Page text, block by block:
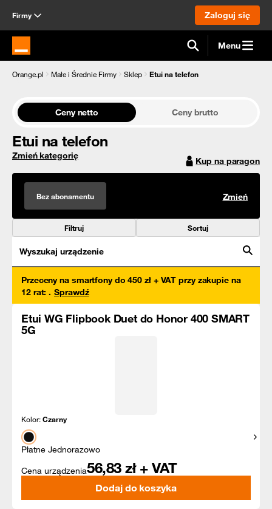
Firmy Zaloguj się
Strona główna Orange.pl Menu
Orange.pl Małe i Średnie Firmy Sklep Etui na telefon
Ceny netto Ceny brutto
Etui na telefon
Zmień kategorię Kup na paragon
Bez abonamentu Zmień
Filtruj Sortuj
Wyszukaj urządzenie
Przeceny na smartfony do 450 zł + VAT przy zakupie na
12 rat: . Sprawdź
Etui WG Flipbook Duet do Honor 400 SMART
5G
Kolor:Czarny
Płatne Jednorazowo
Cena urządzenia56,83 zł + VAT
Dodaj do koszyka